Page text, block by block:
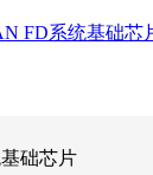
FD系统基础芯
础芯片